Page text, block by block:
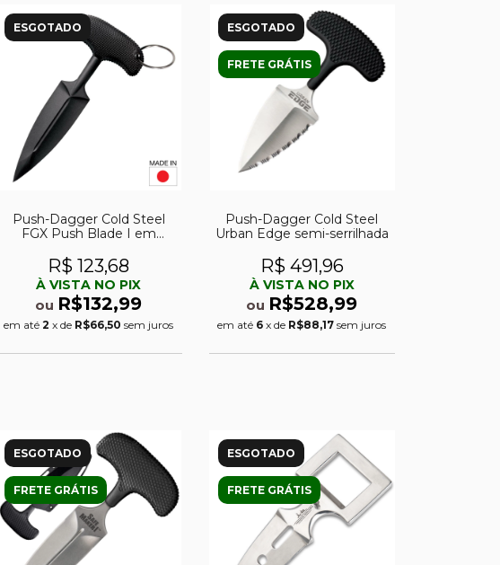
ESGOTADO
Push-Dagger Cold Steel
FGX Push Blade I em
R$ 123,68
À VISTA NO PIX
ou R$132,99
em até2 x de R$66,50 sem juros
ESGOTADO
FRETE GRÁTIS
Push-Dagger Cold Steel
Urban Edge semi-serrilhada
R$ 491,96
À VISTA NO PIX
ou R$528,99
em até 6 x de R$88,17 sem juros
ESGOTADO
FRETE GRÁTIS
ESGOTADO
FRETE GRÁTIS